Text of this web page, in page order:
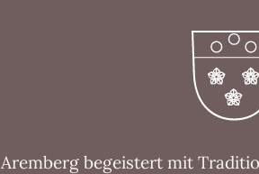
Aremberg begeistert mit